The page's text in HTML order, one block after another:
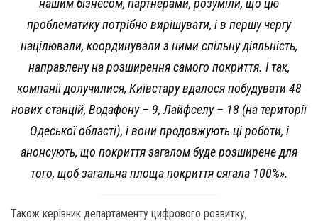
нашим бізнесом, партнерами, розуміли, що цю
проблематику потрібно вирішувати, і в першу чергу
націлювали, координували з ними спільну діяльність,
направлену на розширення самого покриття. І так,
компанії долучилися, Київстару вдалося побудувати 48
нових станцій, Водафону – 9, Лайфселу – 18 (на території
Одеської області), і вони продовжують ці роботи, і
анонсують, що покриття загалом буде розширене для
того, щоб загальна площа покриття сягала 100%».
Також керівник департаменту цифрового розвитку,